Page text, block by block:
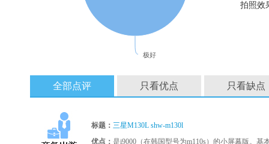
极好
拍照效
全部点评 只看优点 只看缺点
标题： 三星M130L shw-m130l
优点： 是i9000（在韩国型号为m110s）的小屏幕版。